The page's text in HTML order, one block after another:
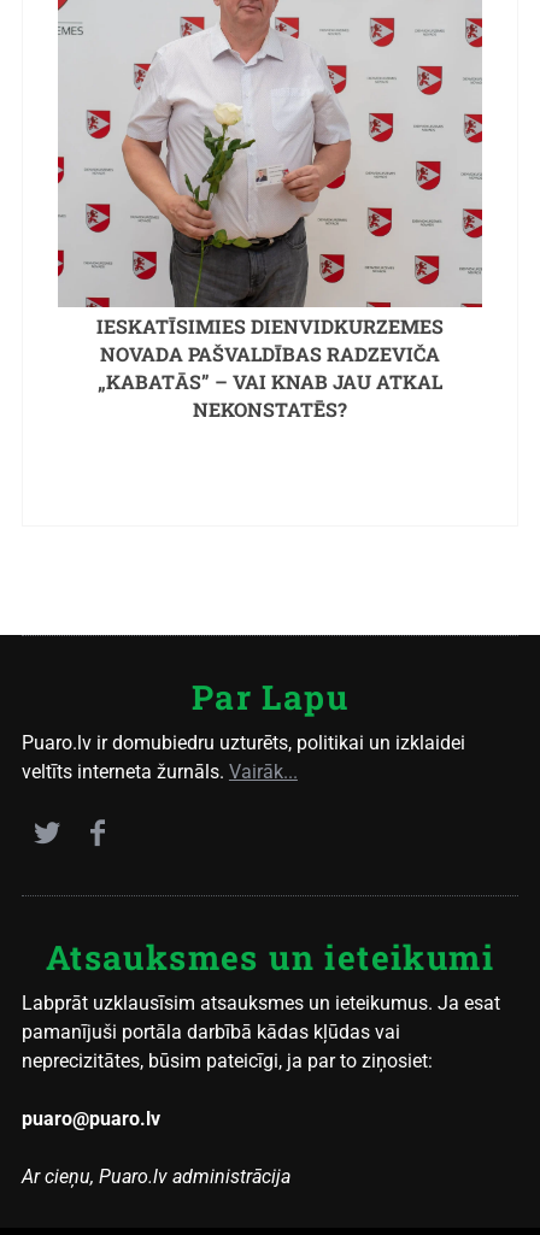
IESKATĪSIMIES DIENVIDKURZEMES
NOVADA PAŠVALDĪBAS RADZEVIČA
„KABATĀS” – VAI KNAB JAU ATKAL
NEKONSTATĒS?
Par Lapu
Puaro.lv ir domubiedru uzturēts, politikai un izklaidei
veltīts interneta žurnāls. Vairāk...
Atsauksmes un ieteikumi
Labprāt uzklausīsim atsauksmes un ieteikumus. Ja esat
pamanījuši portāla darbībā kādas kļūdas vai
neprecizitātes, būsim pateicīgi, ja par to ziņosiet:
puaro@puaro.lv
Ar cieņu, Puaro.lv administrācija